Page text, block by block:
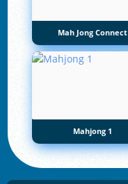
Mah Jong Connect
Mahjong 1